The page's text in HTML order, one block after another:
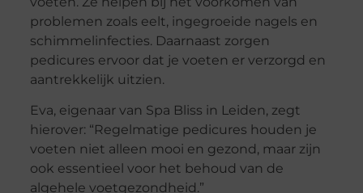
problemen zoals eelt, ingegroeide nagels en
schimmelinfecties. Daarnaast zorgen
pedicures ervoor dat je voeten er verzorgd en
aantrekkelijk uitzien.
Eva, eigenaar van Spa Bliss in Leiden, zegt
hierover: “Regelmatige pedicures houden je
voeten niet alleen mooi en gezond, maar zijn
ook essentieel voor het behoud van de
algehele voetgezondheid.”